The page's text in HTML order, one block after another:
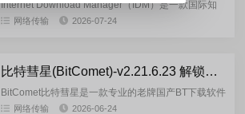
Internet Download Manager（IDM）是一款国际知
名功能强大的下载管理软件，以其多线程下载技术而
网络传输 2026-07-24
比特彗星(BitComet)-v2.21.6.23 解锁全功能豪华绿色版
BitComet比特彗星是一款专业的老牌国产BT下载软件
的免费BT资源下载利器，BitComet独有长效种子功
网络传输 2026-06-24